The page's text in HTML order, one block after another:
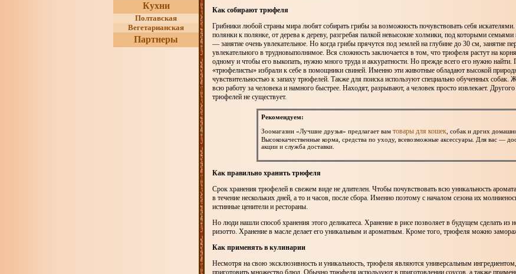
Кухни
Полтавская
Вегетарианская
Партнеры
Как собирают трюфеля
Грибники любой страны мира любят собирать грибы за возможность почувствовать себя
полянки к полянке, от дерева к дереву, разгребая палкой невысокие холмики, под которыми семьями
— занятие очень увлекательное. Но когда грибы прячутся под землей на глубине до 30 см, занятие
увлекательного в трудновыполнимое. Вся сложность заключается в том, что трюфеля растут на
одному и чтобы его выкопать, нужно много труда и аккуратности. Но прежде всего его нужно
«трюфелисты» избрали к себе в помощники свиней. Именно эти животные обладают высокой
чувствительностью к запаху трюфелей. Также для поиска используют специально обученных
всю работу за человека и намного быстрее. Находят, разрывают, а человек просто извлекает.
трюфелей не существует.
Рекомендуем:
Зоомагазин «Лучшие друзья» предлагает вам товары для кошек, собак и дргих
Высококачественные корма, средства по уходу, всевозможные аксессуары. Для вас —
акции и служба доставки.
Как правильно хранить трюфеля
Срок хранения трюфелей в свежем виде не длителен. Чтобы почувствовать всю уникальность
в течение нескольких дней, а то и часов, после сбора. Именно поэтому с началом сезона их
истинные ценители и рестораны.
Но люди нашли способ хранения этого деликатеса. Хранение в рисе позволяет в будущем сделать из
ризотто. Хранение в масле делает его уникальным и ароматным. Кроме того, трюфеля можно
Как применять в кулинарии
Несмотря на свою эксклюзивность и уникальность, трюфеля являются универсальным
приготовить множество блюд. Обычно трюфеля используют в приготовлении соусов, а также